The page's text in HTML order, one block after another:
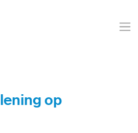
lening op